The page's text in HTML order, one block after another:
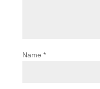
Name *